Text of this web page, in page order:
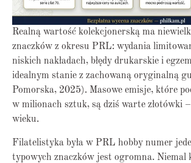
Realną wartość kolekcjonerską ma
znaczków z okresu PRL: wydania
niskich nakładach, błędy drukarskie i
idealnym stanie z zachowaną oryginalną
Pomorska, 2025). Masowe emisje, które
w milionach sztuk, są dziś warte złotówki
wieku.
Filatelistyka była w PRL hobby numer
typowych znaczków jest ogromna. Niemal